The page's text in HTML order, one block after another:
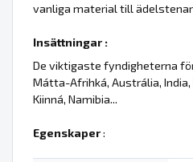
vanliga material till
Insättningar :
De viktigaste fyndigheterna
Mátta-Afrihká, Austrália, India,
Kiinná, Namibia...
Egenskaper: